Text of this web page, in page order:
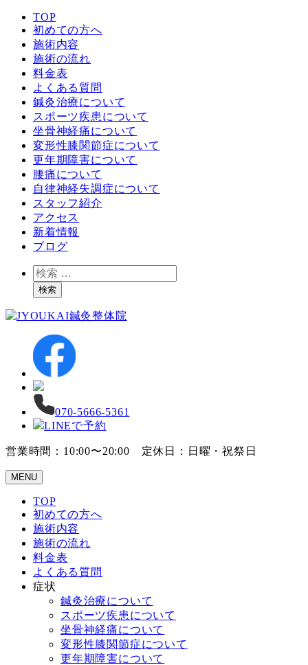
TOP
初めての方へ
施術内容
施術の流れ
料金表
よくある質問
鍼灸治療について
スポーツ疾患について
坐骨神経痛について
変形性膝関節症について
更年期障害について
腰痛について
自律神経失調症について
スタッフ紹介
アクセス
新着情報
ブログ
検
索検索
070-5666-5361
LINEで予約
営業時間：10:00〜20:00 定休日：日曜・祝祭日
MENU
TOP
初めての方へ
施術内容
施術の流れ
料金表
よくある質問
症状
鍼灸治療について
スポーツ疾患について
坐骨神経痛について
変形性膝関節症について
更年期障害について